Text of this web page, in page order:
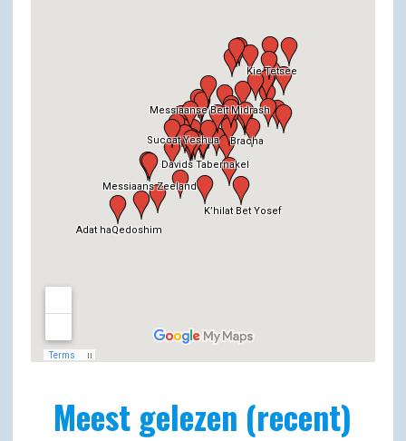
Meest gelezen (recent)